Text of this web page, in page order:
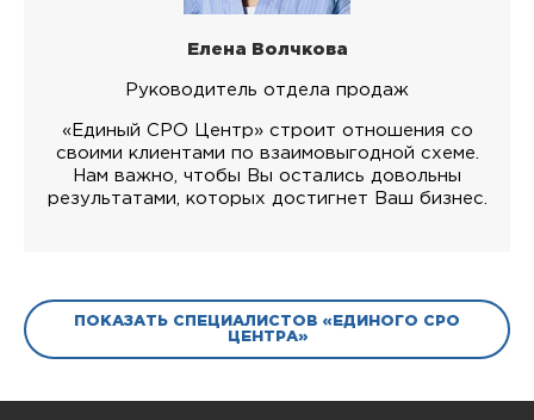
Елена Волчкова
Руководитель отдела продаж
«Единый СРО Центр» строит отношения со
своими клиентами по взаимовыгодной схеме.
Нам важно, чтобы Вы остались довольны
результатами, которых достигнет Ваш бизнес.
ПОКАЗАТЬ СПЕЦИАЛИСТОВ «ЕДИНОГО СРО
ЦЕНТРА»